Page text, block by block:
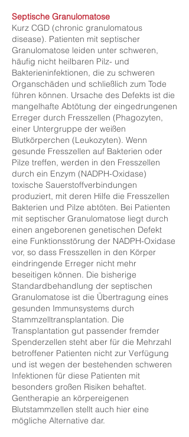
Septische Granulomatose
Kurz CGD (chronic granulomatous
disease). Patienten mit septischer
Granulomatose leiden unter schweren,
häufig nicht heilbaren Pilz- und
Bakterieninfektionen, die zu schweren
Organschäden und schließlich zum Tode
führen können. Ursache des Defekts ist die
mangelhafte Abtötung der eingedrungenen
Erreger durch Fresszellen (Phagozyten,
einer Untergruppe der weißen
Blutkörperchen (Leukozyten). Wenn
gesunde Fresszellen auf Bakterien oder
Pilze treffen, werden in den Fresszellen
durch ein Enzym (NADPH-Oxidase)
toxische Sauerstoffverbindungen
produziert, mit deren Hilfe die Fresszellen
Bakterien und Pilze abtöten. Bei Patienten
mit septischer Granulomatose liegt durch
einen angeborenen genetischen Defekt
eine Funktionsstörung der NADPH-Oxidase
vor, so dass Fresszellen in den Körper
eindringende Erreger nicht mehr
beseitigen können. Die bisherige
Standardbehandlung der septischen
Granulomatose ist die Übertragung eines
gesunden Immunsystems durch
Stammzelltransplantation. Die
Transplantation gut passender fremder
Spenderzellen steht aber für die Mehrzahl
betroffener Patienten nicht zur Verfügung
und ist wegen der bestehenden schweren
Infektionen für diese Patienten mit
besonders großen Risiken behaftet.
Gentherapie an körpereigenen
Blutstammzellen stellt auch hier eine
mögliche Alternative dar.